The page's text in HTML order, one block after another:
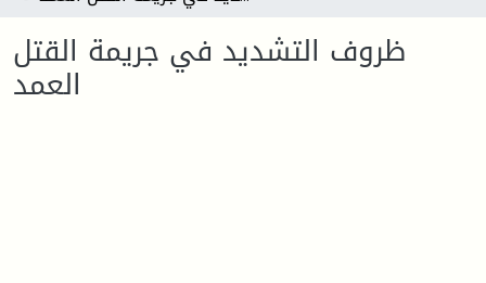
ظروف التشديد في جريمة القتل
العمد